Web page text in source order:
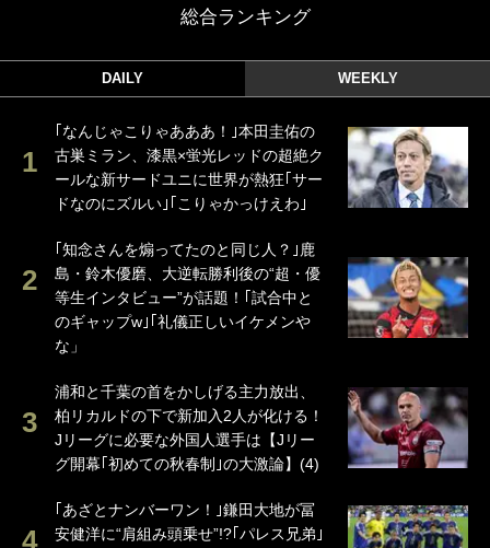
総合ランキング
DAILY WEEKLY
｢なんじゃこりゃあああ！｣本田圭佑の
古巣ミラン、漆黒×蛍光レッドの超絶ク
ールな新サードユニに世界が熱狂｢サー
ドなのにズルい｣｢こりゃかっけえわ｣
｢知念さんを煽ってたのと同じ人？｣鹿
島・鈴木優磨、大逆転勝利後の“超・優
等生インタビュー”が話題！｢試合中と
のギャップw｣｢礼儀正しいイケメンや
な」
浦和と千葉の首をかしげる主力放出、
柏リカルドの下で新加入2人が化ける！
Jリーグに必要な外国人選手は【Jリー
グ開幕｢初めての秋春制｣の大激論】(4)
｢あざとナンバーワン！｣鎌田大地が冨
安健洋に“肩組み頭乗せ”!?｢パレス兄弟｣